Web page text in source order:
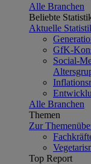
Alle Branchen
Beliebte
Aktuelle
GfK-
Social-
Alle Branchen
Themen
Zur
Top Report